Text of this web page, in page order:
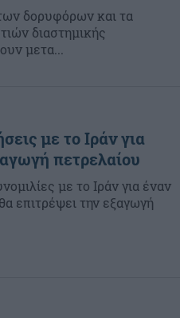
δορυφόρων και τα
διαστημικής
μετα...
με το Ιράν για
πετρελαίου
με το Ιράν για έναν
επιτρέψει την εξαγωγή